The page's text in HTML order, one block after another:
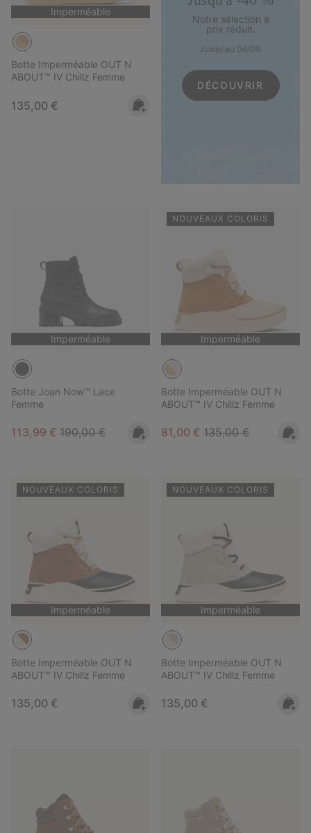
Imperméable
Botte Imperméable OUT N
ABOUT™ IV Chillz Femme
Regular price:
135,00 €
Notre sélection à
prix réduit.
Jusqu'au 06/09.
DÉCOUVRIR
Imperméable
Botte Joan Now™ Lace
Femme
Sale price:
113,99 € Regular price:
190,00 €
NOUVEAUX COLORIS
Imperméable
Botte Imperméable OUT N
ABOUT™ IV Chillz Femme
Sale price:
81,00 € Regular price:
135,00 €
NOUVEAUX COLORIS
Imperméable
Botte Imperméable OUT N
ABOUT™ IV Chillz Femme
Regular price:
135,00 €
NOUVEAUX COLORIS
Imperméable
Botte Imperméable OUT N
ABOUT™ IV Chillz Femme
Regular price:
135,00 €